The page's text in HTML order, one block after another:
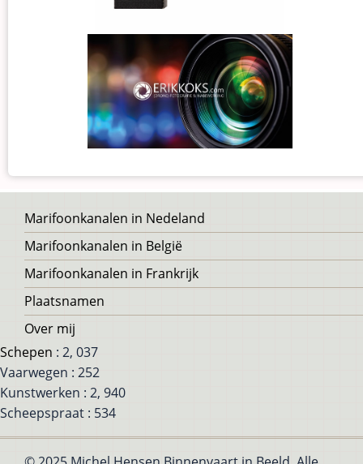
Voet
Marifoonkanalen in Nedeland
Marifoonkanalen in België
Marifoonkanalen in Frankrijk
Plaatsnamen
Over mij
Schepen : 2, 037
Vaarwegen : 252
Kunstwerken : 2, 940
Scheepspraat : 534